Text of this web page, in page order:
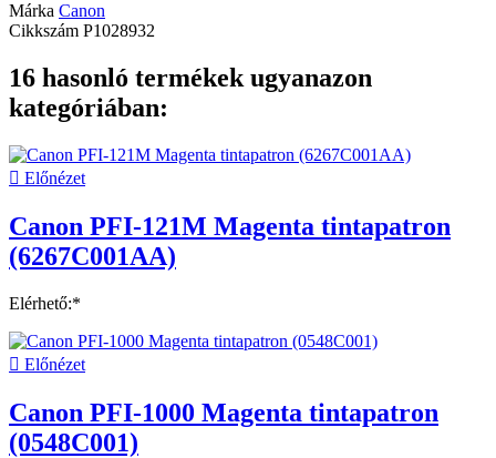
Márka Canon
Cikkszám P1028932
16 hasonló termékek ugyanazon
kategóriában:
 Előnézet
Canon PFI-121M Magenta tintapatron
(6267C001AA)
Elérhető:*
 Előnézet
Canon PFI-1000 Magenta tintapatron
(0548C001)